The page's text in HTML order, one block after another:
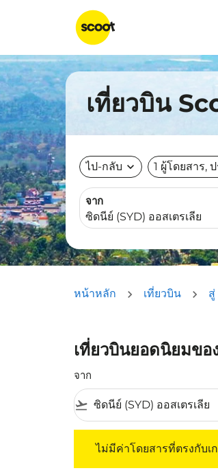
เที่ยวบิน
ไป-กลับ expand_more 1 ผู้โดยสาร,
จาก
หน้าหลัก เที่ยวบิน สู่
เที่ยวบินยอดนิยมขอ
จาก
flight_takeoff
ไม่มีค่าโดยสารที่ตรงกับ